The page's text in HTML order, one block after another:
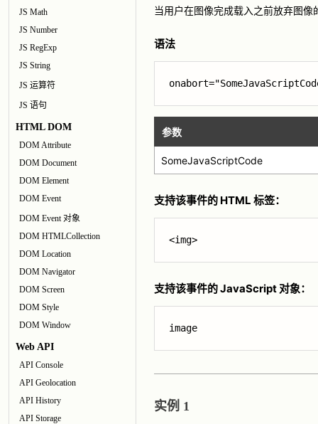
JS Math
JS Number
JS RegExp
JS String
JS 运算符
JS 语句
HTML DOM
DOM Attribute
DOM Document
DOM Element
DOM Event
DOM Event 对象
DOM HTMLCollection
DOM Location
DOM Navigator
DOM Screen
DOM Style
DOM Window
Web API
API Console
API Geolocation
API History
API Storage
当用户在图像完成载入之前放弃图
语法
参数
SomeJavaScriptCode
支持该事件的 HTML 标签：
<img>
支持该事件的 JavaScript 对象：
image
实例 1